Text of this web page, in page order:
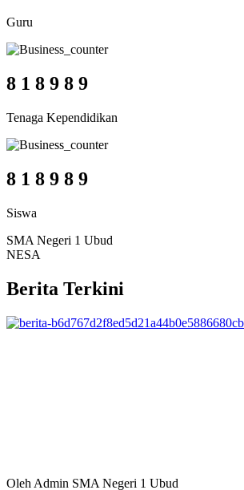
Guru
8 1 8 9 8 9
Tenaga Kependidikan
8 1 8 9 8 9
Siswa
SMA Negeri 1 Ubud
NESA
Berita Terkini
Oleh Admin SMA Negeri 1 Ubud